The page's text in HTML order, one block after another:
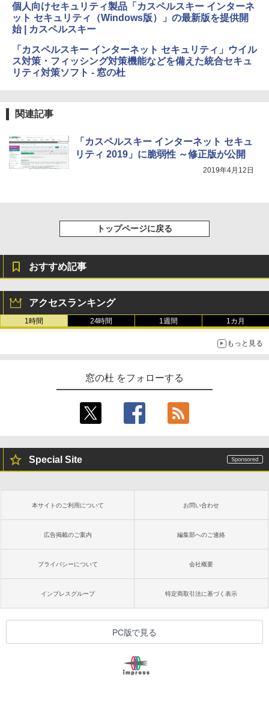
イ、色調調節ライト、最大8週間持続バッ
テリー、広告無し、ブラック (2025年発
￥31,980
￥115,980
個人向けセキュリティ製品「カスペルスキー インターネ
ット セキュリティ（Windows版）」の最新版を提供開
始 | カスペルスキー
「カスペルスキー インターネット セキュリティ」ウイル
ス対策・フィッシング対策機能などを備えた統合セキュ
リティ対策ソフト - 窓の杜
関連記事
「カスペルスキー インターネット セキュ
リティ 2019」に脆弱性 ～修正版が公開
2019年4月12日
トップページに戻る
おすすめ記事
アクセスランキング
1時間 24時間 1週間 1カ月
もっと見る
窓の杜 をフォローする
Special Site
本サイトのご利用について お問い合わせ
広告掲載のご案内 編集部へのご連絡
プライバシーについて 会社概要
インプレスグループ 特定商取引法に基づく表示
PC版で見る